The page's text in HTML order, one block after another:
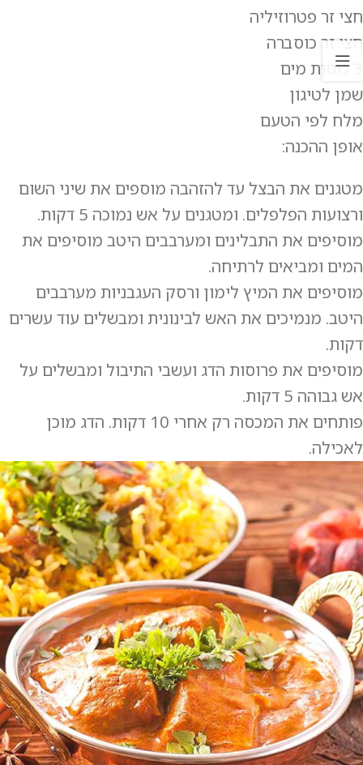
חצי זר פטרוזיליה
חצי זר כוסברה
שמן לטיגון
מלח לפי הטעם
אופן ההכנה:
מטגנים את הבצל עד להזהבה מוספים את שיני השום
ורצועות הפלפלים. ומטגנים על אש נמוכה 5 דקות.
מוסיפים את התבלינים ומערבבים היטב מוסיפים את
המים ומביאים לרתיחה.
מוסיפים את המיץ לימון ורסק העגבניות מערבבים
היטב. מנמיכים את האש לבינונית ומבשלים עוד עשרים
דקות.
מוסיפים את פרוסות הדג ועשבי התיבול ומבשלים על
אש גבוהה 5 דקות.
פותחים את המכסה רק אחרי 10 דקות. הדג מוכן
לאכילה.